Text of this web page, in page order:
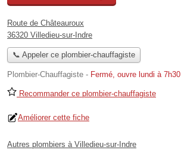
Route de Châteauroux
36320 Villedieu-sur-Indre
📞 Appeler ce plombier-chauffagiste
Plombier-Chauffagiste - Fermé, ouvre lundi à 7h30
Recommander ce plombier-chauffagiste
Améliorer cette fiche
Autres plombiers à Villedieu-sur-Indre